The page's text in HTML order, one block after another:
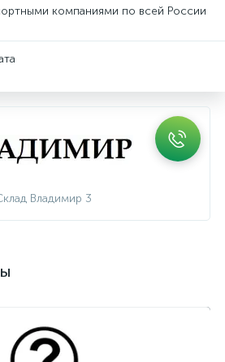
компаниями по всей России
Владимир 3